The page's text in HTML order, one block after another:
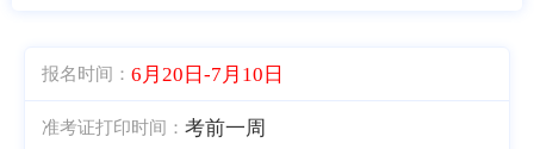
报名时间： 6月20日-7月10日
准考证打印时间： 考前一周